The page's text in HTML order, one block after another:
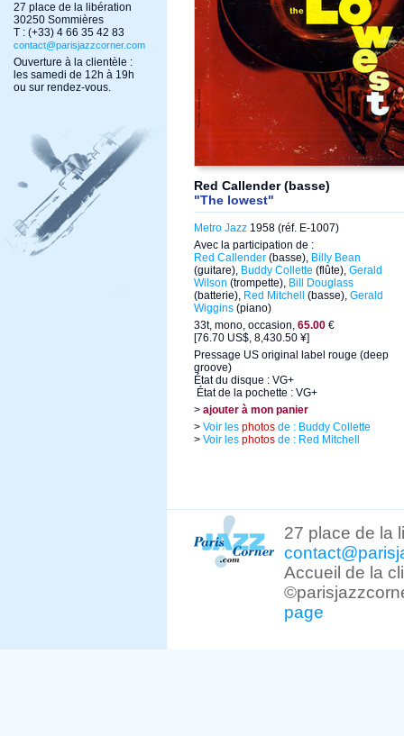
27 place de la libération
30250 Sommières
T : (+33) 4 66 35 42 83
contact@parisjazzcorner.com
Ouverture à la clientèle :
les samedi de 12h à 19h
ou sur rendez-vous.
Red Callender (basse)
"The lowest"
Metro Jazz 1958 (réf. E-1007)
Avec la participation de :
Red Callender (basse), Billy Bean
(guitare), Buddy Collette (flûte), Gerald
Wilson (trompette), Bill Douglass
(batterie), Red Mitchell (basse), Gerald
Wiggins (piano)
33t, mono, occasion, 65.00 €
[76.70 US$, 8,430.50 ¥]
Pressage US original label rouge (deep
groove)
État du disque : VG+
État de la pochette : VG+
> ajouter à mon panier
> Voir les photos de : Buddy Collette
> Voir les photos de : Red Mitchell
27 place de la
Accueil de la
page